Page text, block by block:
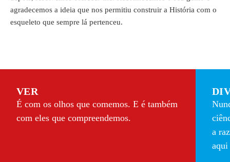
agradecemos a ideia que nos permitiu construir a História com o
esqueleto que sempre lá pertenceu.
VER
É com os olhos que comemos. E é também
com eles que compreendemos.
a
aqui